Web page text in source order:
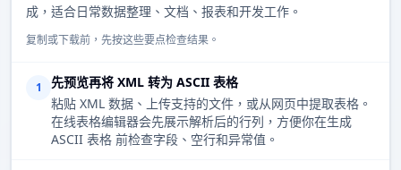
成，适合日常数据整理、文档、报表和开发工作。
复制或下载前，先按这些要点检查结果。
1
先预览再将 XML 转为 ASCII 表格
粘贴 XML 数据、上传支持的文件，或从网页中提取表格。
在线表格编辑器会先展示解析后的行列，方便你在生成
ASCII 表格 前检查字段、空行和异常值。